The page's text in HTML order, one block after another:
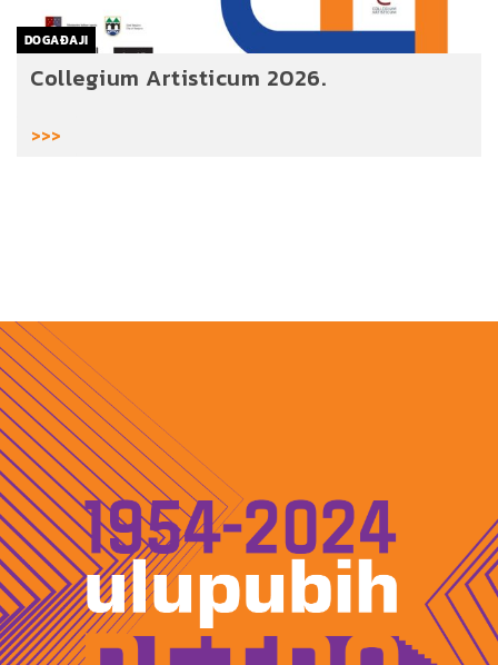
DOGAĐAJI
Collegium Artisticum 2026.
>>>